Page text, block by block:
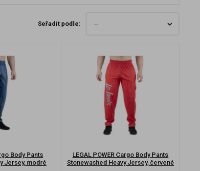
Seřadit podle:
Body Pants
Jersey, modré
LEGAL POWER Cargo Body Pants
Stonewashed Heavy Jersey, červené